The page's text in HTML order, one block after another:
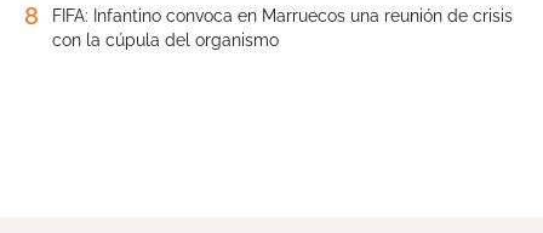
8
FIFA: Infantino convoca en Marruecos una reunión de crisis
con la cúpula del organismo